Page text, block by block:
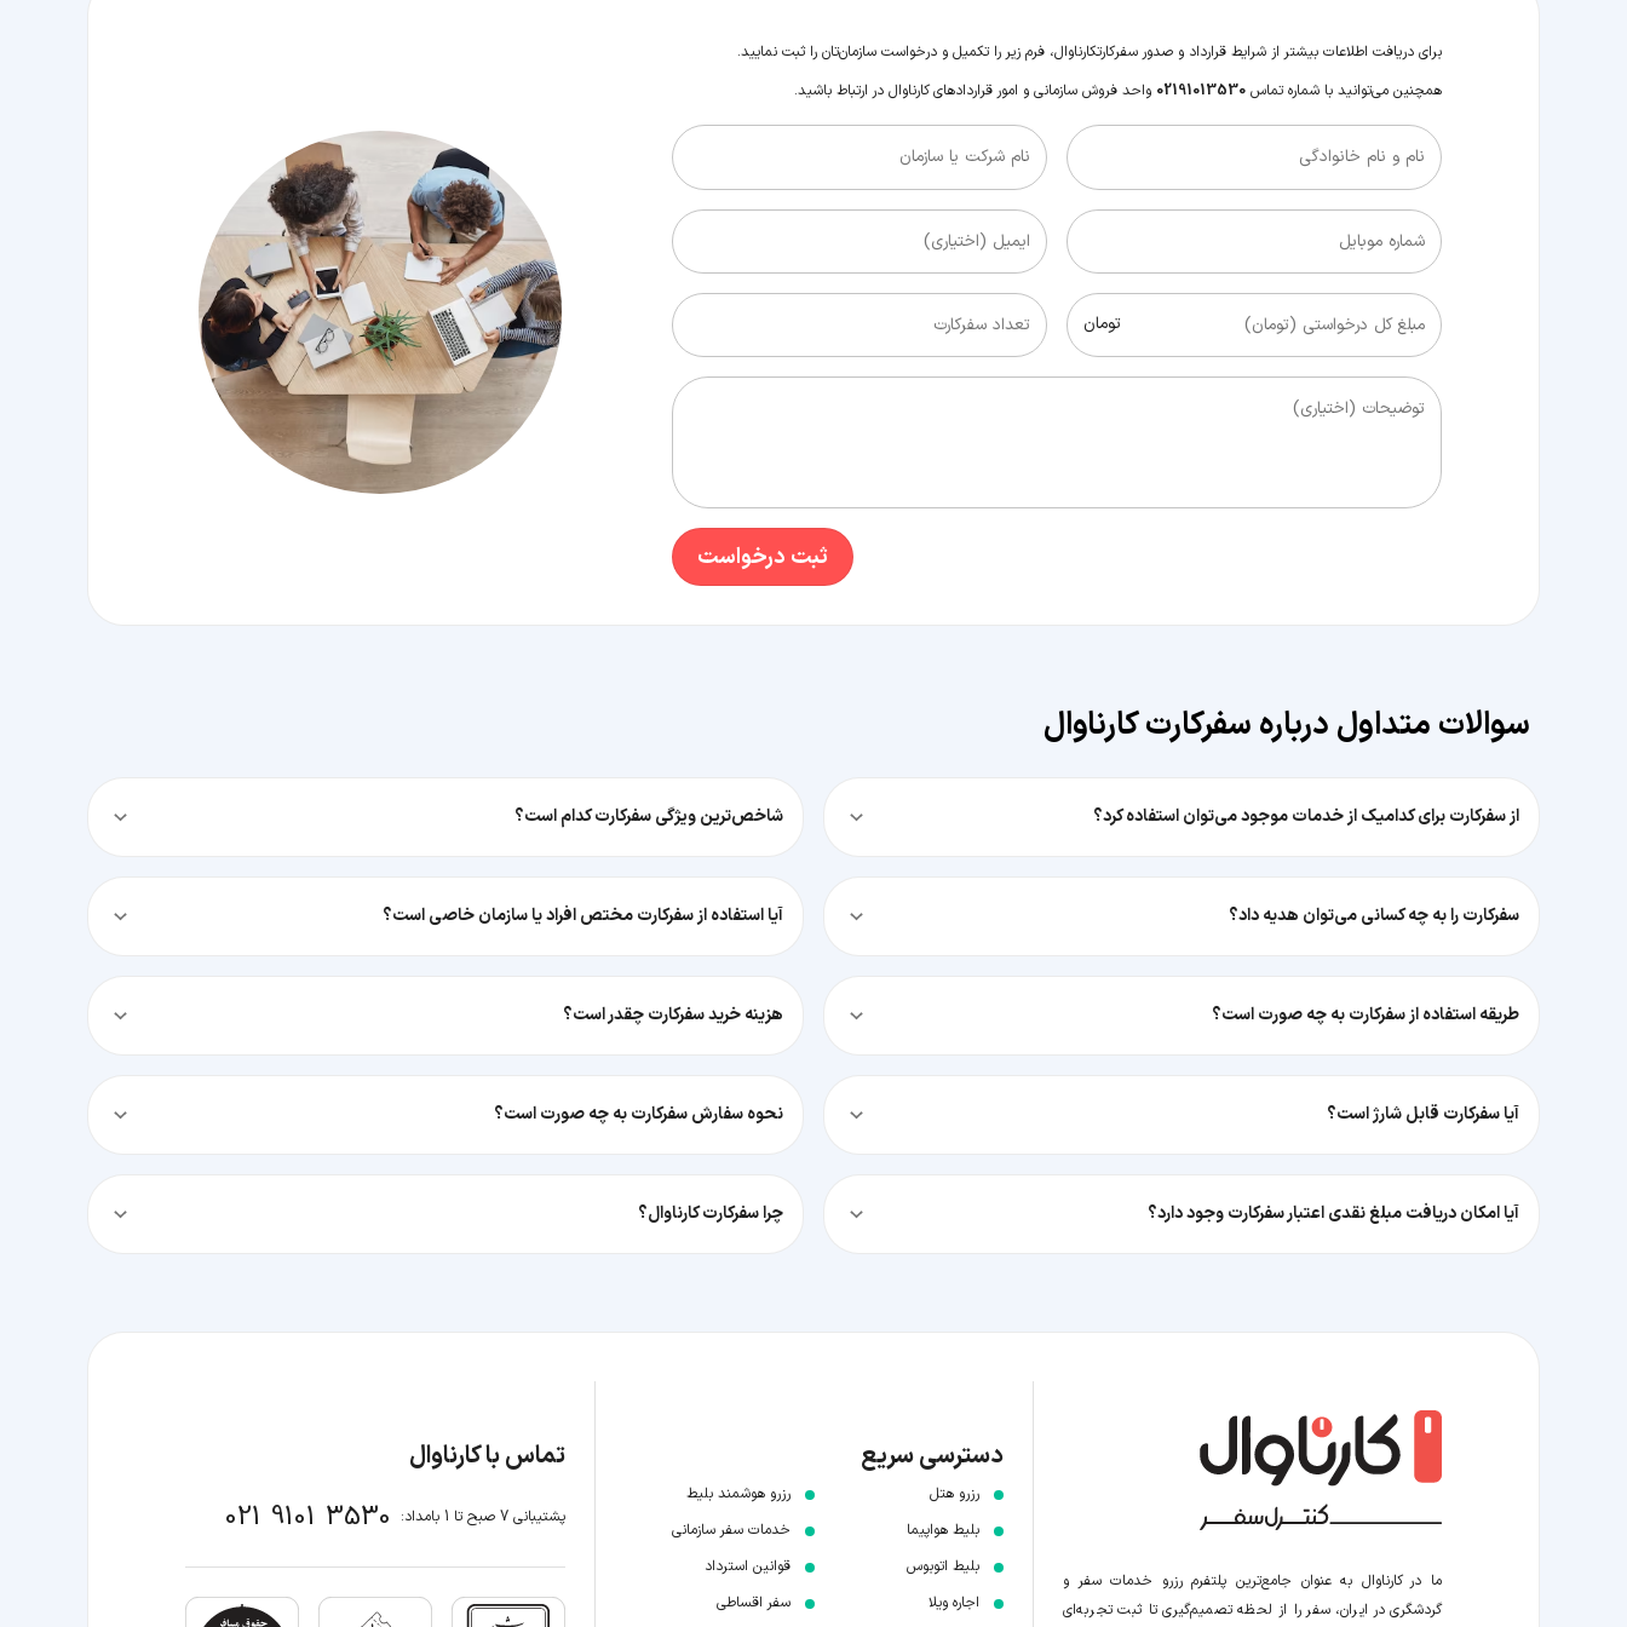
برای دریافت اطلاعات بیشتر از شرایط قرارداد و صدور سفرکارتکارناوال، فرم زیر را تکمیل و درخواست سازمان‌تان را ثبت نمایید.
همچنین می‌توانید با شماره تماس 02191013530 واحد فروش سازمانی و امور قراردادهایکارناوال در ارتباط باشید.
نام و نام خانوادگی نام شرکت یا سازمان
شماره موبایل ایمیل (اختیاری)
مبلغ کل درخواستی (تومان) تومان تعداد سفرکارت
توضیحات (اختیاری)
ثبت درخواست
سوالات متداول درباره‌ سفرکارتکارناوال
از سفرکارت برای کدامیک از خدمات موجود می‌توان استفاده کرد؟ شاخص‌ترین ویژگی سفرکارت کدام است؟
سفرکارت را به چه کسانی می‌توان هدیه داد؟ آیا استفاده از سفرکارت مختص افراد یا سازمان خاصی است؟
طریقه استفاده از سفرکارت به چه صورت است؟ هزینه خرید سفرکارت چقدر است؟
آیا سفرکارت قابل شارژ است؟ نحوه سفارش سفرکارت به چه صورت است؟
آیا امکان دریافت مبلغ نقدی اعتبار سفرکارت وجود دارد؟ چرا سفرکارت کارناوال؟
ما در کارناوال به عنوان جامع‌ترین پلتفرم رزرو خدمات سفر و
گردشگری در ایران، سفر را از لحظه‌ تصمیم‌گیری تا ثبت تجربه‌ای
دسترسی سریع
رزرو هتل
بلیط هواپیما
بلیط اتوبوس
اجاره ویلا
رزرو هوشمند بلیط
خدمات سفر سازمانی
قوانین استرداد
سفر اقساطی
تماس با کارناوال
پشتیبانی 7 صبح تا 1 بامداد: 021 9101 3530